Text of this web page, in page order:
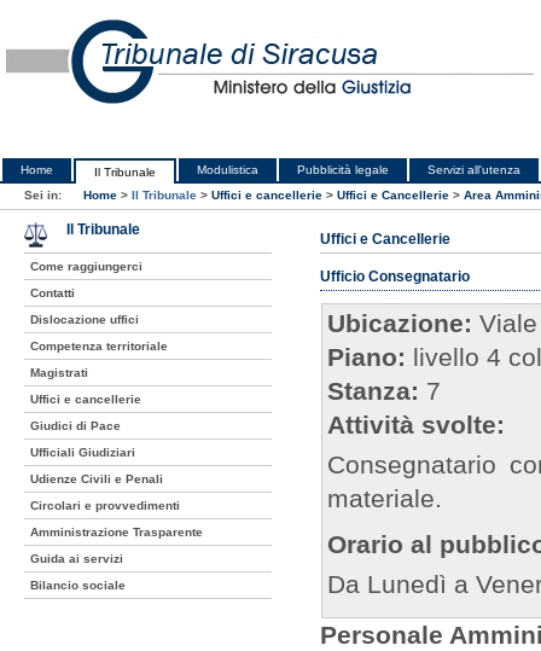
Home Il Tribunale Modulistica Pubblicità legale
Servizi all'utenza
Sei in:
Home > Il Tribunale > Uffici e cancellerie > Uffici e Cancellerie > Area
Uffici e Cancellerie
Ufficio Consegnatario
Ubicazione:
Piano: livello 4
Stanza: 7
Attività svolte:
Consegnatario
materiale.
Orario al
Da Lunedì a
Personale
Il Tribunale
Come raggiungerci
Contatti
Dislocazione uffici
Competenza territoriale
Magistrati
Uffici e cancellerie
Giudici di Pace
Ufficiali Giudiziari
Udienze Civili e Penali
Circolari e provvedimenti
Amministrazione Trasparente
Guida ai servizi
Bilancio sociale